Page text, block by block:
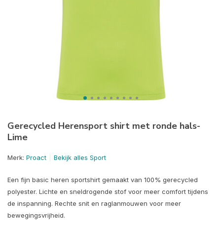
Gerecycled Herensport shirt met ronde hals-
Lime
Merk: Proact Bekijk alles Sport
Een fijn basic heren sportshirt gemaakt van 100% gerecycled
polyester. Lichte en sneldrogende stof voor meer comfort tijdens
de inspanning. Rechte snit en raglanmouwen voor meer
bewegingsvrijheid.